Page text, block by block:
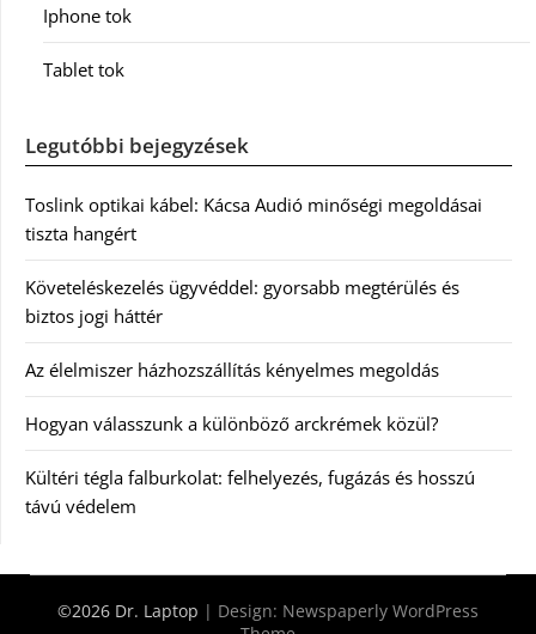
Iphone tok
Tablet tok
Legutóbbi bejegyzések
Toslink optikai kábel: Kácsa Audió minőségi megoldásai
tiszta hangért
Követeléskezelés ügyvéddel: gyorsabb megtérülés és
biztos jogi háttér
Az élelmiszer házhozszállítás kényelmes megoldás
Hogyan válasszunk a különböző arckrémek közül?
Kültéri tégla falburkolat: felhelyezés, fugázás és hosszú
távú védelem
©2026 Dr. Laptop | Design: Newspaperly WordPress